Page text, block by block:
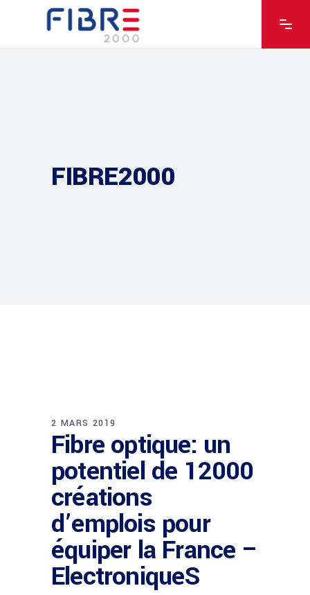
FIBRE2000
2 MARS 2019
Fibre optique: un
potentiel de 12000
créations
d’emplois pour
équiper la France –
ElectroniqueS